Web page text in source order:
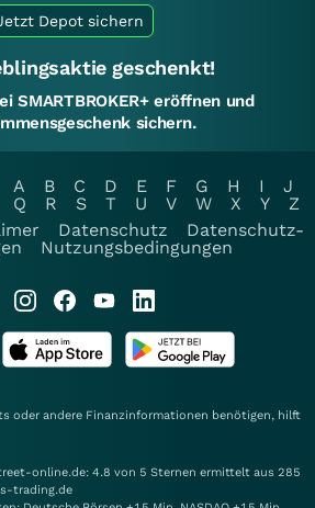
Depot sichern
geschenkt!
SMARTBROKER+ eröffnen und
sichern.
A B C D E F G H I
J
Q R S T U V W X Y
Z
Datenschutz
Datenschutz-
Nutzungsbedingungen
oder andere Finanzinformationen benötigen, hilft
online.de: 4.8 von 5 Sternen ermittelt aus 285
trading.de